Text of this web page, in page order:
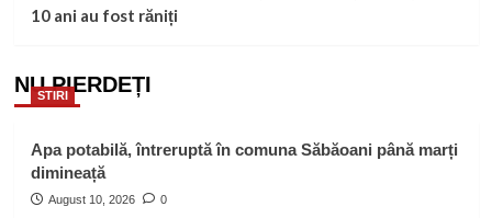
10 ani au fost răniți
NU PIERDEȚI
STIRI
Apa potabilă, întreruptă în comuna Săbăoani până marți
dimineață
August 10, 2026 0